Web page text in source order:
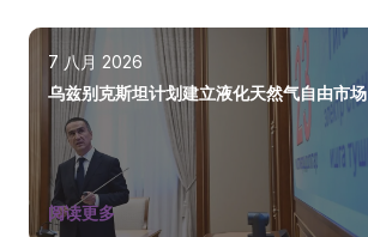
7 八月 2026
乌兹别克斯坦计划建立液化天然气自由市场
阅读更多